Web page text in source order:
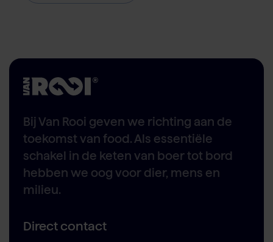
Bij Van Rooi geven we richting aan de
toekomst van food. Als essentiële
schakel in de keten van boer tot bord
hebben we oog voor dier, mens en
milieu.
Direct contact